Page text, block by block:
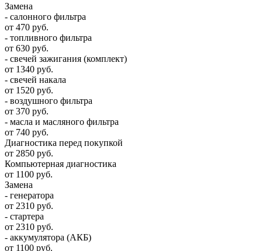
Замена
- салонного фильтра
от 470 руб.
- топливного фильтра
от 630 руб.
- свечей зажигания (комплект)
от 1340 руб.
- свечей накала
от 1520 руб.
- воздушного фильтра
от 370 руб.
- масла и масляного фильтра
от 740 руб.
Диагностика перед покупкой
от 2850 руб.
Компьютерная диагностика
от 1100 руб.
Замена
- генератора
от 2310 руб.
- стартера
от 2310 руб.
- аккумулятора (АКБ)
от 1100 руб.